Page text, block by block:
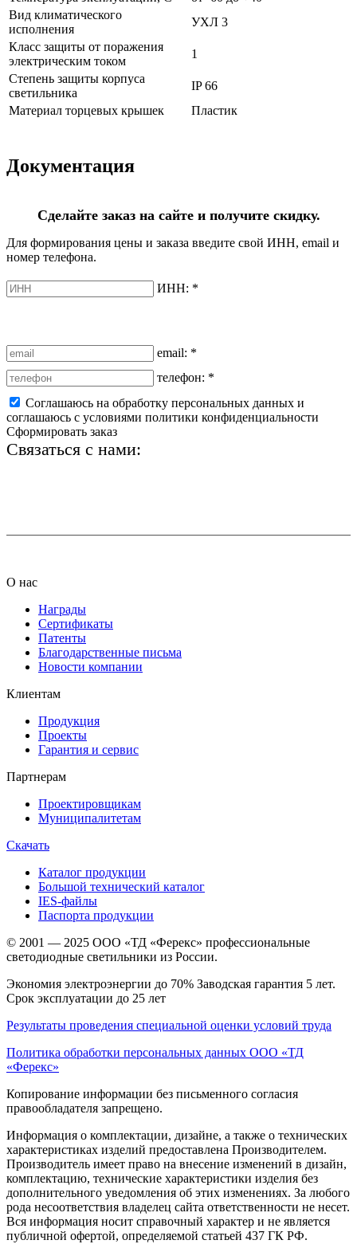
Вид климатического
исполнения
УХЛ 3
Класс защиты от поражения
электрическим током
1
Степень защиты корпуса
светильника
IP 66
Материал торцевых крышек
Пластик
Документация
Сделайте заказ на сайте и получите скидку.
Для формирования цены и заказа введите свой ИНН, email и
номер телефона.
ИНН: *
email: *
телефон: *
Соглашаюсь на обработку персональных данных и
соглашаюсь с условиями политики конфиденциальности
Сформировать заказ
Связаться с нами:
О нас
Награды
Сертификаты
Патенты
Благодарственные письма
Новости компании
Клиентам
Продукция
Проекты
Гарантия и сервис
Партнерам
Проектировщикам
Муниципалитетам
Скачать
Каталог продукции
Большой технический каталог
IES-файлы
Паспорта продукции
© 2001 — 2025 ООО «ТД «Ферекс» профессиональные
светодиодные светильники из России.
Экономия электроэнергии до 70% Заводская гарантия 5 лет.
Срок эксплуатации до 25 лет
Результаты проведения специальной оценки условий труда
Политика обработки персональных данных ООО «ТД
«Ферекс»
Копирование информации без письменного согласия
правообладателя запрещено.
Информация о комплектации, дизайне, а также о технических
характеристиках изделий предоставлена Производителем.
Производитель имеет право на внесение изменений в дизайн,
комплектацию, технические характеристики изделия без
дополнительного уведомления об этих изменениях. За любого
рода несоответствия владелец сайта ответственности не несет.
Вся информация носит справочный характер и не является
публичной офертой, определяемой статьей 437 ГК РФ.